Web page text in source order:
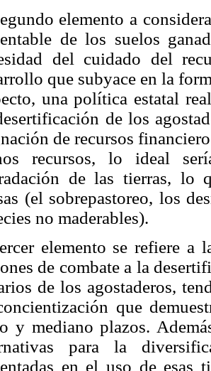
elemento a
de los suelos
del cuidado del
que subyace en la
una política estatal
de los
de recursos
recursos, lo ideal
de las tierras, lo
(el sobrepastoreo, los
no maderables).
elemento se refiere a
de combate a la
de los agostaderos,
que
y mediano plazos.
para la
en el uso de esas